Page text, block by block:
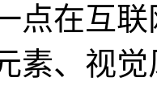
点在互
素、视